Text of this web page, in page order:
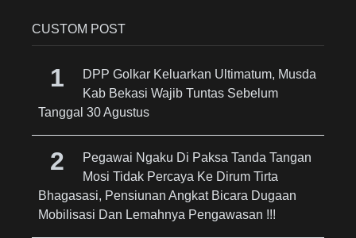
CUSTOM POST
DPP Golkar Keluarkan Ultimatum, Musda
Kab Bekasi Wajib Tuntas Sebelum
Tanggal 30 Agustus
Pegawai Ngaku Di Paksa Tanda Tangan
Mosi Tidak Percaya Ke Dirum Tirta
Bhagasasi, Pensiunan Angkat Bicara Dugaan
Mobilisasi Dan Lemahnya Pengawasan !!!